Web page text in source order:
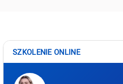
SZKOLENIE ONLINE